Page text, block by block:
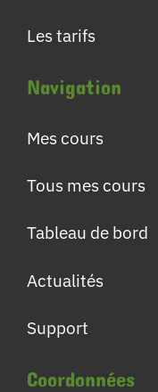
Les tarifs
Navigation
Mes cours
Tous mes cours
Tableau de bord
Actualités
Support
Coordonnées